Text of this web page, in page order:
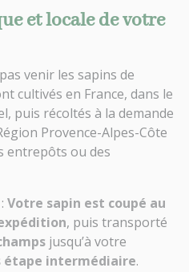
et locale de votre
venir les sapins de
cultivés en France, dans le
puis récoltés à la demande
Provence-Alpes-Côte
entrepôts ou des
Votre sapin est coupé au
, puis transporté
jusqu’à votre
étape intermédiaire.